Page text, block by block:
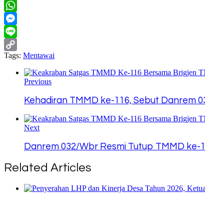
Twitter
WhatsApp
Messenger
Line
Copy
Link
Tags: Mentawai
Previous
Kehadiran TMMD ke-116, Sebut Danrem
Next
Danrem 032/Wbr Resmi Tutup TMMD ke-
Related Articles